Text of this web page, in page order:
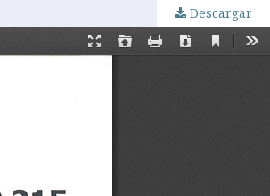
Descargar